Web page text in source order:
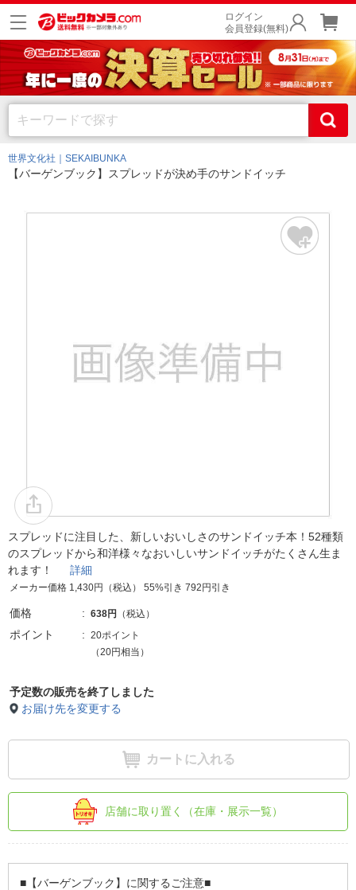
ログイン
会員登録(無料)
世界文化社｜SEKAIBUNKA
【バーゲンブック】スプレッドが決め手のサンドイッチ
スプレッドに注目した、新しいおいしさのサンドイッチ本！52種類
のスプレッドから和洋様々なおいしいサンドイッチがたくさん生ま
れます！ 詳細
メーカー価格 1,430円（税込） 55%引き 792円引き
価格 638円 （税込）
ポイント
20ポイント
（20円相当）
予定数の販売を終了しました
お届け先を変更する
カートに入れる
店舗に取り置く（在庫・展示一覧）
■【バーゲンブック】に関するご注意■